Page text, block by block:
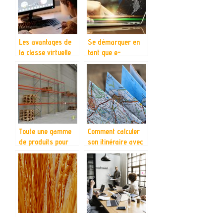
Les avantages de
la classe virtuelle
Se démarquer en
tant que e-
commerce,
comment y
parvenir ?
Toute une gamme
de produits pour
votre palettisation
Comment calculer
son itinéraire avec
Via Michelin ?